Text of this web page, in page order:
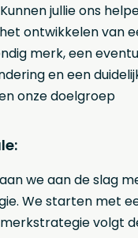
jullie ons
ontwikkelen van
merk, een
en een
onze doelgroep
we aan de slag
We starten met
volgt